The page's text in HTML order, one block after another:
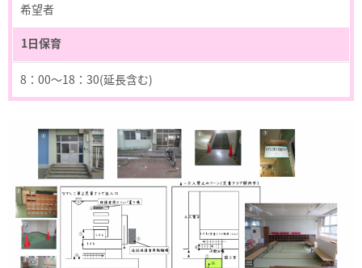
希望者
1日保育
8：00～18：30(延長含む)